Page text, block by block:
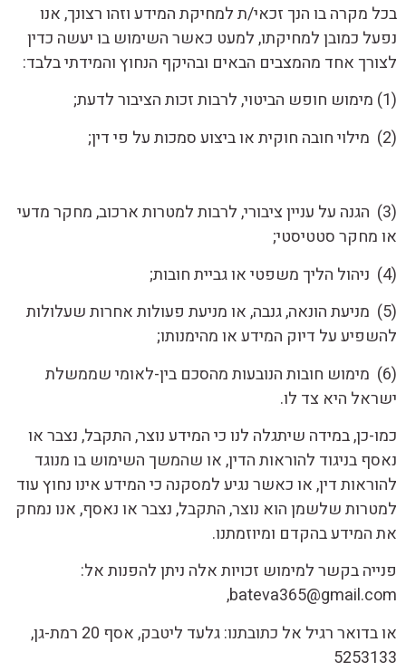
בכל מקרה בו הנך זכאי/ת למחיקת המידע וזהו רצונך, אנו
נפעל כמובן למחיקתו, למעט כאשר השימוש בו יעשה כדין
לצורך אחד מהמצבים הבאים ובהיקף הנחוץ והמידתי בלבד:
(1) מימוש חופש הביטוי, לרבות זכות הציבור לדעת;
(2) מילוי חובה חוקית או ביצוע סמכות על פי דין;
(3) הגנה על עניין ציבורי, לרבות למטרות ארכוב, מחקר מדעי
או מחקר סטטיסטי;
(4) ניהול הליך משפטי או גביית חובות;
(5) מניעת הונאה, גנבה, או מניעת פעולות אחרות שעלולות
להשפיע על דיוק המידע או מהימנותו;
(6) מימוש חובות הנובעות מהסכם בין-לאומי שממשלת
ישראל היא צד לו.
כמו-כן, במידה שיתגלה לנו כי המידע נוצר, התקבל, נצבר או
נאסף בניגוד להוראות הדין, או שהמשך השימוש בו מנוגד
להוראות דין, או כאשר נגיע למסקנה כי המידע אינו נחוץ עוד
למטרות שלשמן הוא נוצר, התקבל, נצבר או נאסף, אנו נמחק
את המידע בהקדם ומיוזמתנו.
פנייה בקשר למימוש זכויות אלה ניתן להפנות אל:
bateva365@gmail.com,
או בדואר רגיל אל כתובתנו: גלעד ליטבק, אסף 20 רמת-גן,
5253133